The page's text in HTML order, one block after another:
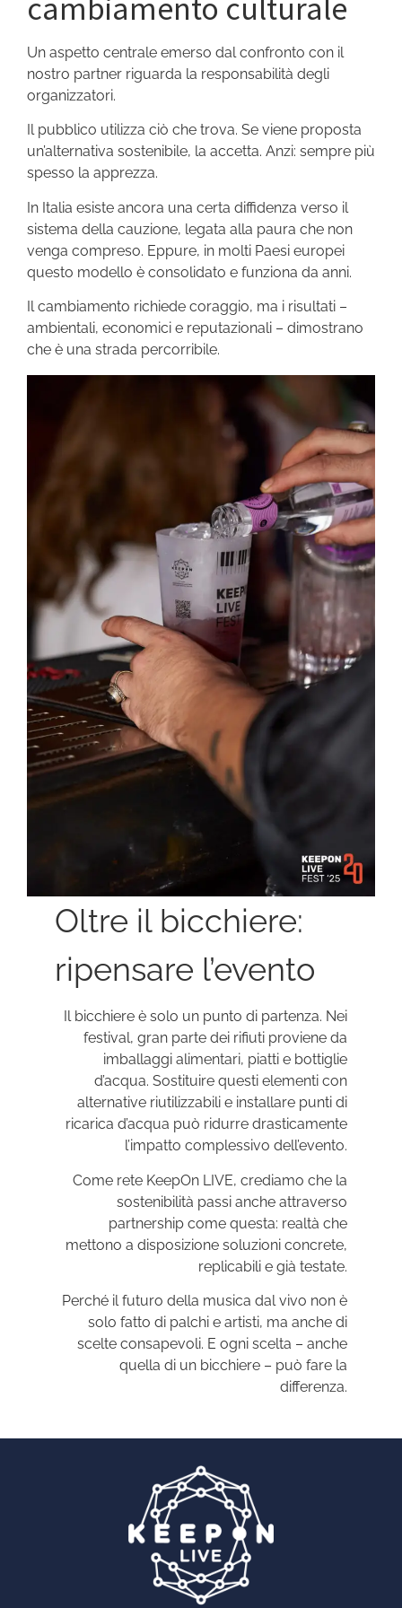
cambiamento culturale
Un aspetto centrale emerso dal confronto con il
nostro partner riguarda la responsabilità degli
organizzatori.
Il pubblico utilizza ciò che trova. Se viene proposta
un’alternativa sostenibile, la accetta. Anzi: sempre più
spesso la apprezza.
In Italia esiste ancora una certa diffidenza verso il
sistema della cauzione, legata alla paura che non
venga compreso. Eppure, in molti Paesi europei
questo modello è consolidato e funziona da anni.
Il cambiamento richiede coraggio, ma i risultati –
ambientali, economici e reputazionali – dimostrano
che è una strada percorribile.
Oltre il bicchiere:
ripensare l’evento
Il bicchiere è solo un punto di partenza. Nei
festival, gran parte dei rifiuti proviene da
imballaggi alimentari, piatti e bottiglie
d’acqua. Sostituire questi elementi con
alternative riutilizzabili e installare punti di
ricarica d’acqua può ridurre drasticamente
l’impatto complessivo dell’evento.
Come rete KeepOn LIVE, crediamo che la
sostenibilità passi anche attraverso
partnership come questa: realtà che
mettono a disposizione soluzioni concrete,
replicabili e già testate.
Perché il futuro della musica dal vivo non è
solo fatto di palchi e artisti, ma anche di
scelte consapevoli. E ogni scelta – anche
quella di un bicchiere – può fare la
differenza.